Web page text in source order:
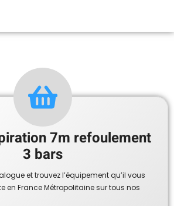
7m refoulement
3 bars
et trouvez l’équipement qu’il vous
en France Métropolitaine sur tous nos